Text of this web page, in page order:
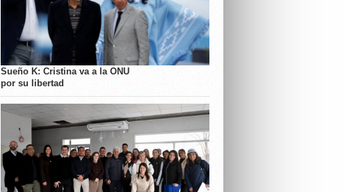
Sueño K: Cristina va a la ONU
por su libertad